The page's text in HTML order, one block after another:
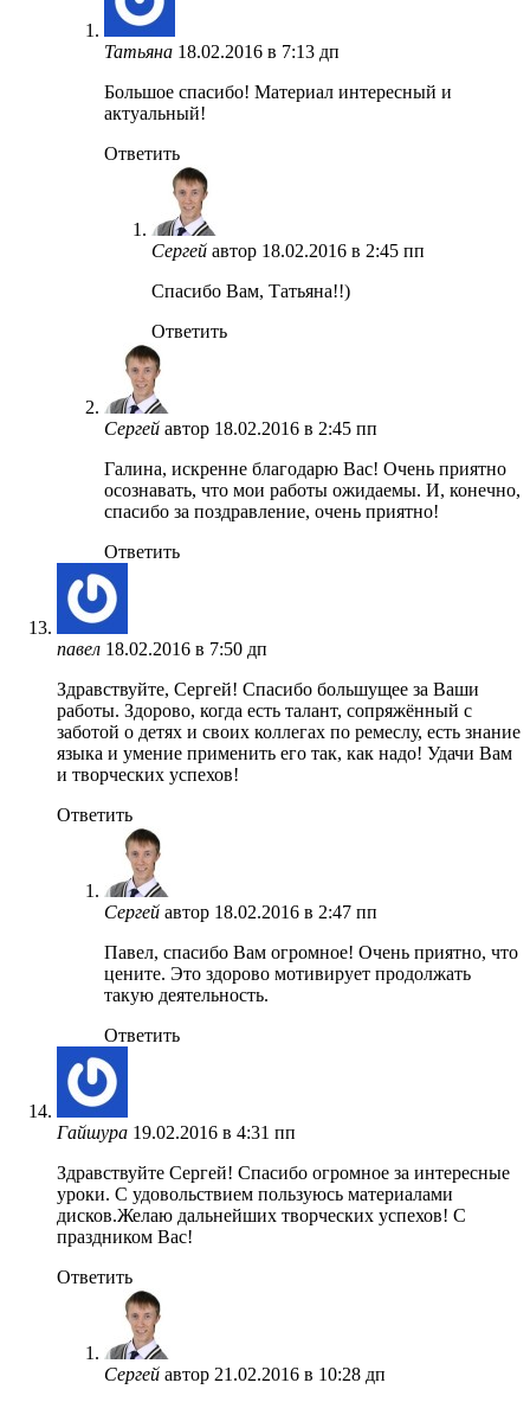
Татьяна 18.02.2016 в 7:13 дп
Большое спасибо! Материал интересный и
актуальный!
Ответить
Сергей автор 18.02.2016 в 2:45 пп
Спасибо Вам, Татьяна!!)
Ответить
Сергей автор 18.02.2016 в 2:45 пп
Галина, искренне благодарю Вас! Очень приятно
осознавать, что мои работы ожидаемы. И, конечно,
спасибо за поздравление, очень приятно!
Ответить
павел 18.02.2016 в 7:50 дп
Здравствуйте, Сергей! Спасибо большущее за Ваши
работы. Здорово, когда есть талант, сопряжённый с
заботой о детях и своих коллегах по ремеслу, есть знание
языка и умение применить его так, как надо! Удачи Вам
и творческих успехов!
Ответить
Сергей автор 18.02.2016 в 2:47 пп
Павел, спасибо Вам огромное! Очень приятно, что
цените. Это здорово мотивирует продолжать
такую деятельность.
Ответить
Гайшура 19.02.2016 в 4:31 пп
Здравствуйте Сергей! Спасибо огромное за интересные
уроки. С удовольствием пользуюсь материалами
дисков.Желаю дальнейших творческих успехов! С
праздником Вас!
Ответить
Сергей автор 21.02.2016 в 10:28 дп